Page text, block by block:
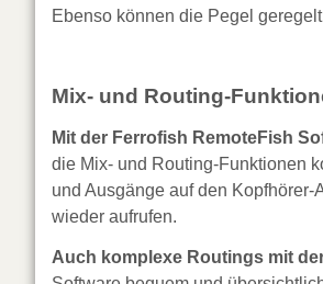
Ebenso können die Pegel
Mix- und Routing-
Mit der Ferrofish RemoteFish
die Mix- und Routing-Funktionen
und Ausgänge auf den
wieder aufrufen.
Auch komplexe Routings mit